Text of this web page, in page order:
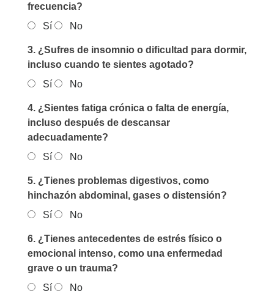
frecuencia?
Sí
No
3. ¿Sufres de insomnio o dificultad para dormir,
incluso cuando te sientes agotado?
Sí
No
4. ¿Sientes fatiga crónica o falta de energía,
incluso después de descansar
adecuadamente?
Sí
No
5. ¿Tienes problemas digestivos, como
hinchazón abdominal, gases o distensión?
Sí
No
6. ¿Tienes antecedentes de estrés físico o
emocional intenso, como una enfermedad
grave o un trauma?
Sí
No